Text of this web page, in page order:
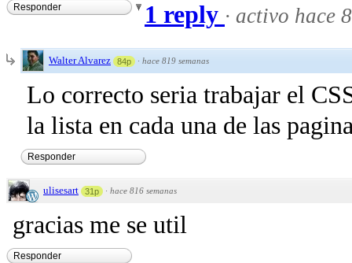
Responder 1 reply · activo hace
Walter Alvarez 84p · hace 819 semanas
Lo correcto seria trabajar el
la lista en cada una de las
Responder
ulisesart 31p · hace 816 semanas
gracias me se util
Responder